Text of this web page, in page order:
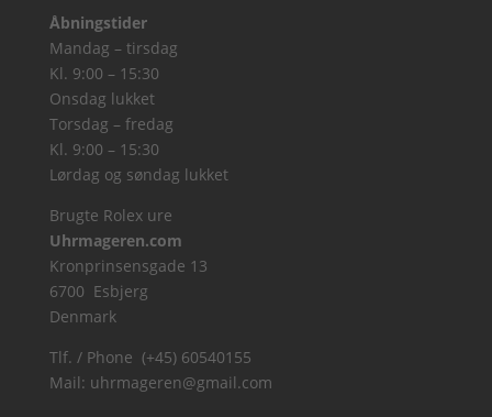
Åbningstider
Mandag – tirsdag
Kl. 9:00 – 15:30
Onsdag lukket
Torsdag – fredag
Kl. 9:00 – 15:30
Lørdag og søndag lukket
Brugte Rolex ure
Uhrmageren.com
Kronprinsensgade 13
6700 Esbjerg
Denmark
Tlf. / Phone (+45) 60540155
Mail: uhrmageren@gmail.com